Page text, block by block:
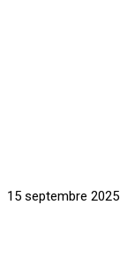
15 septembre 2025